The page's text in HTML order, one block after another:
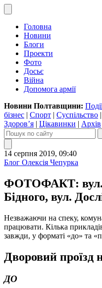
Головна
Новини
Блоги
Проекти
Фото
Досьє
Війна
Допомога армії
Новини Полтавщини:
бізнес | Спорт | Суспільство |
Здоров’я | Цікавинки | Архів
14 серпня 2019, 09:40
Блог Олексія Чепурка
ФОТОФАКТ: вул.
Бідного, вул.
Незважаючи на спеку,
працювати. Кілька
завжди, у форматі «до» та
Дворовий проїзд
ДО